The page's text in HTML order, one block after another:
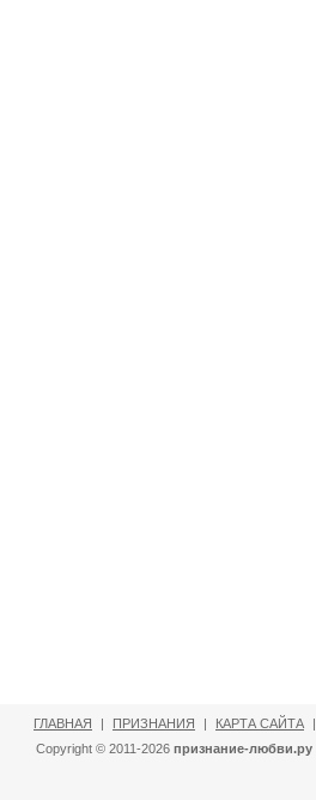
ГЛАВНАЯ | ПРИЗНАНИЯ | КАРТА САЙТА |
Copyright © 2011-2026 признание-любви.ру